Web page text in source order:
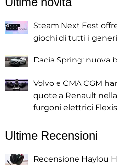
Steam Next Fest
giochi di tutti i
Dacia Spring: nuova
Volvo e CMA CGM
quote a Renault
furgoni elettrici Flexis
Ultime Recensioni
Recensione Haylou